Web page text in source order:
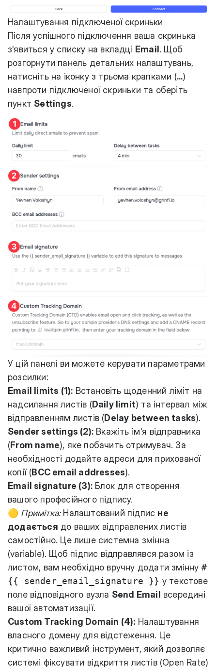
Налаштування підключеної скриньки
Після успішного підключення ваша скринька
з'явиться у списку на вкладці Email. Щоб
розгорнути панель детальних налаштувань,
натисніть на іконку з трьома крапками (...)
навпроти підключеної скриньки та оберіть
пункт Settings.
У цій панелі ви можете керувати параметрами
розсилки:
Email limits (1): Встановіть щоденний ліміт на
надсилання листів (Daily limit) та інтервал між
відправленням листів (Delay between tasks).
Sender settings (2): Вкажіть ім'я відправника
(From name), яке побачить отримувач. За
необхідності додайте адреси для прихованої
копії (BCC email addresses).
Email signature (3): Блок для створення
вашого професійного підпису.
🟡 Примітка:Налаштований підпис не
додається до ваших відправлених листів
самостійно. Це лише системна змінна
(variable). Щоб підпис відправлявся разом із
листом, вам необхідно вручну додати змінну #
{{ sender_email_signature }} у текстове
поле відповідного вузла Send Email
всередині
вашої автоматизації.
Custom Tracking Domain (4): Налаштування
власного домену для відстеження. Це
критично важливий інструмент, який дозволяє
системі фіксувати відкриття листів (Open Rate)